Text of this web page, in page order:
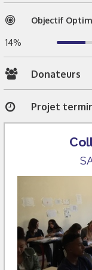
Objectif
14%
Donateurs
Projet